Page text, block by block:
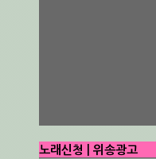
노래신청 | 위송광고